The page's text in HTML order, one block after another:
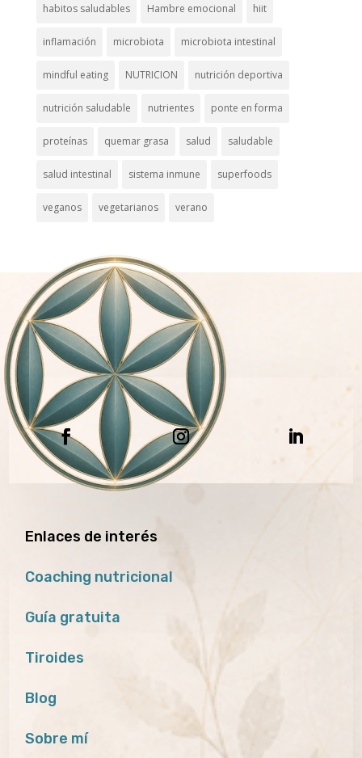
habitos saludables Hambre emocional hiit
inflamación microbiota microbiota intestinal
mindful eating NUTRICION nutrición deportiva
nutrición saludable nutrientes ponte en forma
proteínas quemar grasa salud saludable
salud intestinal sistema inmune superfoods
veganos vegetarianos verano
Enlaces de interés
Coaching nutricional
Guía gratuita
Tiroides
Blog
Sobre mí